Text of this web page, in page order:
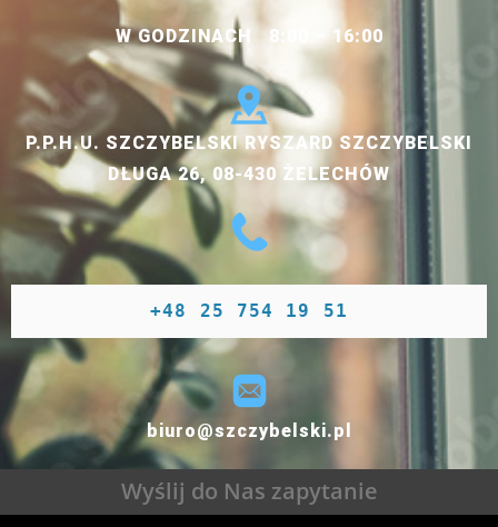
W GODZINACH 8:00 – 16:00
P.P.H.U. SZCZYBELSKI RYSZARD SZCZYBELSKI
DŁUGA 26, 08-430 ŻELECHÓW
+48 25 754 19 51
biuro@szczybelski.pl
Wyślij do Nas zapytanie